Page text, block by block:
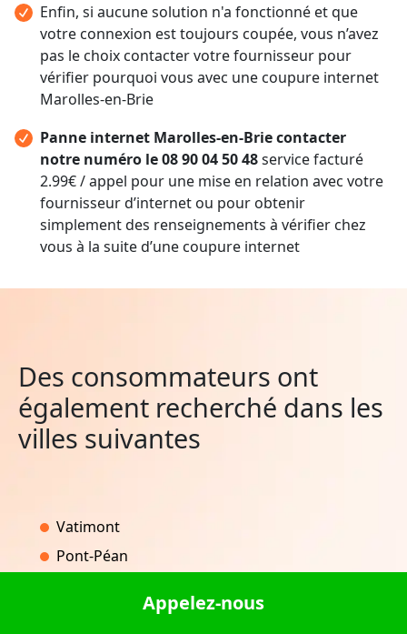
Enfin, si aucune solution n'a fonctionné et que
votre connexion est toujours coupée, vous n’avez
pas le choix contacter votre fournisseur pour
vérifier pourquoi vous avec une coupure internet
Marolles-en-Brie
Panne internet Marolles-en-Brie contacter
notre numéro le 08 90 04 50 48service facturé
2.99€ / appel pour une mise en relation avec votre
fournisseur d’internet ou pour obtenir
simplement des renseignements à vérifier chez
vous à la suite d’une coupure internet
Des consommateurs ont
également recherché dans les
villes suivantes
Vatimont
Pont-Péan
Appelez-nous